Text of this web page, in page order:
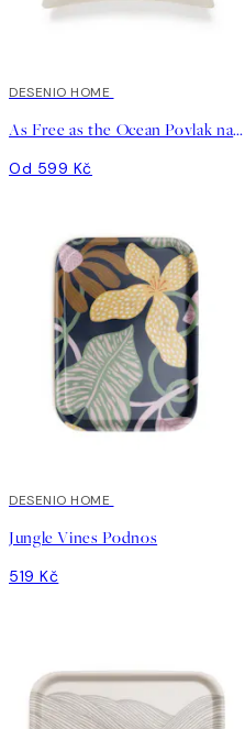
DESENIO HOME
As Free as the Ocean Povlak na polštář
Od 599 Kč
DESENIO HOME
Jungle Vines Podnos
519 Kč